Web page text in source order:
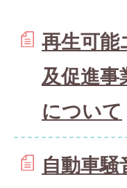
再生可能
及促進事
について
自動車騒